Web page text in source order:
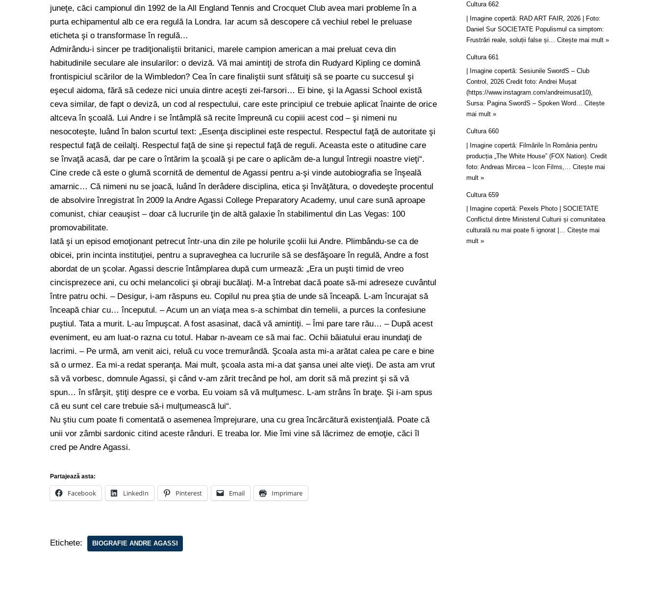
juneţe, căci campionul din 1992 de la All England Tennis and Crocquet Club avea mari probleme în a
purta echipamentul alb ce era regulă la Londra. Iar acum să descopere că vechiul rebel le preluase
eticheta şi o transformase în regulă…
Admirându-i sincer pe tradiţionaliştii britanici, marele campion american a mai preluat ceva din
habitudinile seculare ale insularilor: o deviză. Vă mai amintiţi de strofa din Rudyard Kipling ce domină
frontispiciul scărilor de la Wimbledon? Cea în care finaliştii sunt sfătuiţi să se poarte cu succesul şi
eşecul aidoma, fără să cedeze nici unuia dintre aceşti zei-farsori… Ei bine, şi la Agassi School există
ceva similar, de fapt o deviză, un cod al respectului, care este principiul ce trebuie aplicat înainte de orice
altceva în şcoală. Lui Andre i se întâmplă să recite împreună cu copiii acest cod – şi nimeni nu
nesocoteşte, luând în balon scurtul text: „Esenţa disciplinei este respectul. Respectul faţă de autoritate şi
respectul faţă de ceilalţi. Respectul faţă de sine şi repectul faţă de reguli. Aceasta este o atitudine care
se învaţă acasă, dar pe care o întărim la şcoală şi pe care o aplicăm de-a lungul întregii noastre vieţi“.
Cine crede că este o glumă scornită de dementul de Agassi pentru a-şi vinde autobiografia se înşeală
amarnic… Că nimeni nu se joacă, luând în derâdere disciplina, etica şi învăţătura, o dovedeşte procentul
de absolvire înregistrat în 2009 la Andre Agassi College Preparatory Academy, unul care sună aproape
comunist, chiar ceauşist – doar că lucrurile ţin de altă galaxie în stabilimentul din Las Vegas: 100
promovabilitate.
Iată şi un episod emoţionant petrecut într-una din zile pe holurile şcolii lui Andre. Plimbându-se ca de
obicei, prin incinta instituţiei, pentru a supraveghea ca lucrurile să se desfăşoare în regulă, Andre a fost
abordat de un şcolar. Agassi descrie întâmplarea după cum urmează: „Era un puşti timid de vreo
cincisprezece ani, cu ochi melancolici şi obraji bucălaţi. M-a întrebat dacă poate să-mi adreseze cuvântul
între patru ochi. – Desigur, i-am răspuns eu. Copilul nu prea ştia de unde să înceapă. L-am încurajat să
înceapă chiar cu… începutul. – Acum un an viaţa mea s-a schimbat din temelii, a purces la confesiune
puştiul. Tata a murit. L-au împuşcat. A fost asasinat, dacă vă amintiţi. – Îmi pare tare rău… – După acest
eveniment, eu am luat-o razna cu totul. Habar n-aveam ce să mai fac. Ochii băiatului erau inundaţi de
lacrimi. – Pe urmă, am venit aici, reluă cu voce tremurândă. Şcoala asta mi-a arătat calea pe care e bine
să o urmez. Ea mi-a redat speranţa. Mai mult, şcoala asta mi-a dat şansa unei alte vieţi. De asta am vrut
să vă vorbesc, domnule Agassi, şi când v-am zărit trecând pe hol, am dorit să mă prezint şi să vă
spun… în sfârşit, ştiţi despre ce e vorba. Eu voiam să vă mulţumesc. L-am strâns în braţe. Şi i-am spus
că eu sunt cel care trebuie să-i mulţumească lui“.
Nu ştiu cum poate fi comentată o asemenea împrejurare, una cu grea încărcătură existenţială. Poate că
unii vor zâmbi sardonic citind aceste rânduri. E treaba lor. Mie îmi vine să lăcrimez de emoţie, căci îl
cred pe Andre Agassi.
Partajează asta:
Facebook LinkedIn Pinterest Email Imprimare
Etichete: BIOGRAFIE ANDRE AGASSI
Cultura 662
| Imagine copertă: RAD ART FAIR, 2026 | Foto:
Daniel Sur SOCIETATE Populismul ca simptom:
Frustrări reale, soluții false și… Citește mai mult »
Cultura 661
| Imagine copertă: Sesiunile SwordS – Club
Control, 2026 Credit foto: Andrei Mușat
(https://www.instagram.com/andreimusat10),
Sursa: Pagina SwordS – Spoken Word… Citește
mai mult »
Cultura 660
| Imagine copertă: Filmările în România pentru
producția „The White House” (FOX Nation). Credit
foto: Andreas Mircea – Icon Films,… Citește mai
mult »
Cultura 659
| Imagine copertă: Pexels Photo | SOCIETATE
Conflictul dintre Ministerul Culturii și comunitatea
culturală nu mai poate fi ignorat |… Citește mai
mult »